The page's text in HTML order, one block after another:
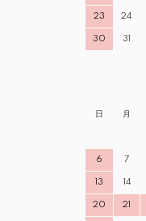
23 24
30 31
日 月
6 7
13 14
20 21